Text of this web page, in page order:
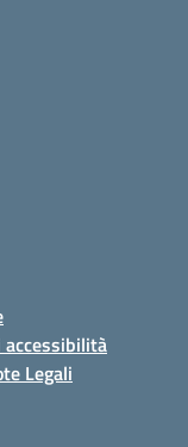
accessibilità
Legali